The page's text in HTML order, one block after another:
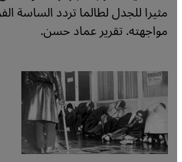
مثيرا للجدل لطالما تردد الساسة
مواجهته. تقرير عماد حسن.